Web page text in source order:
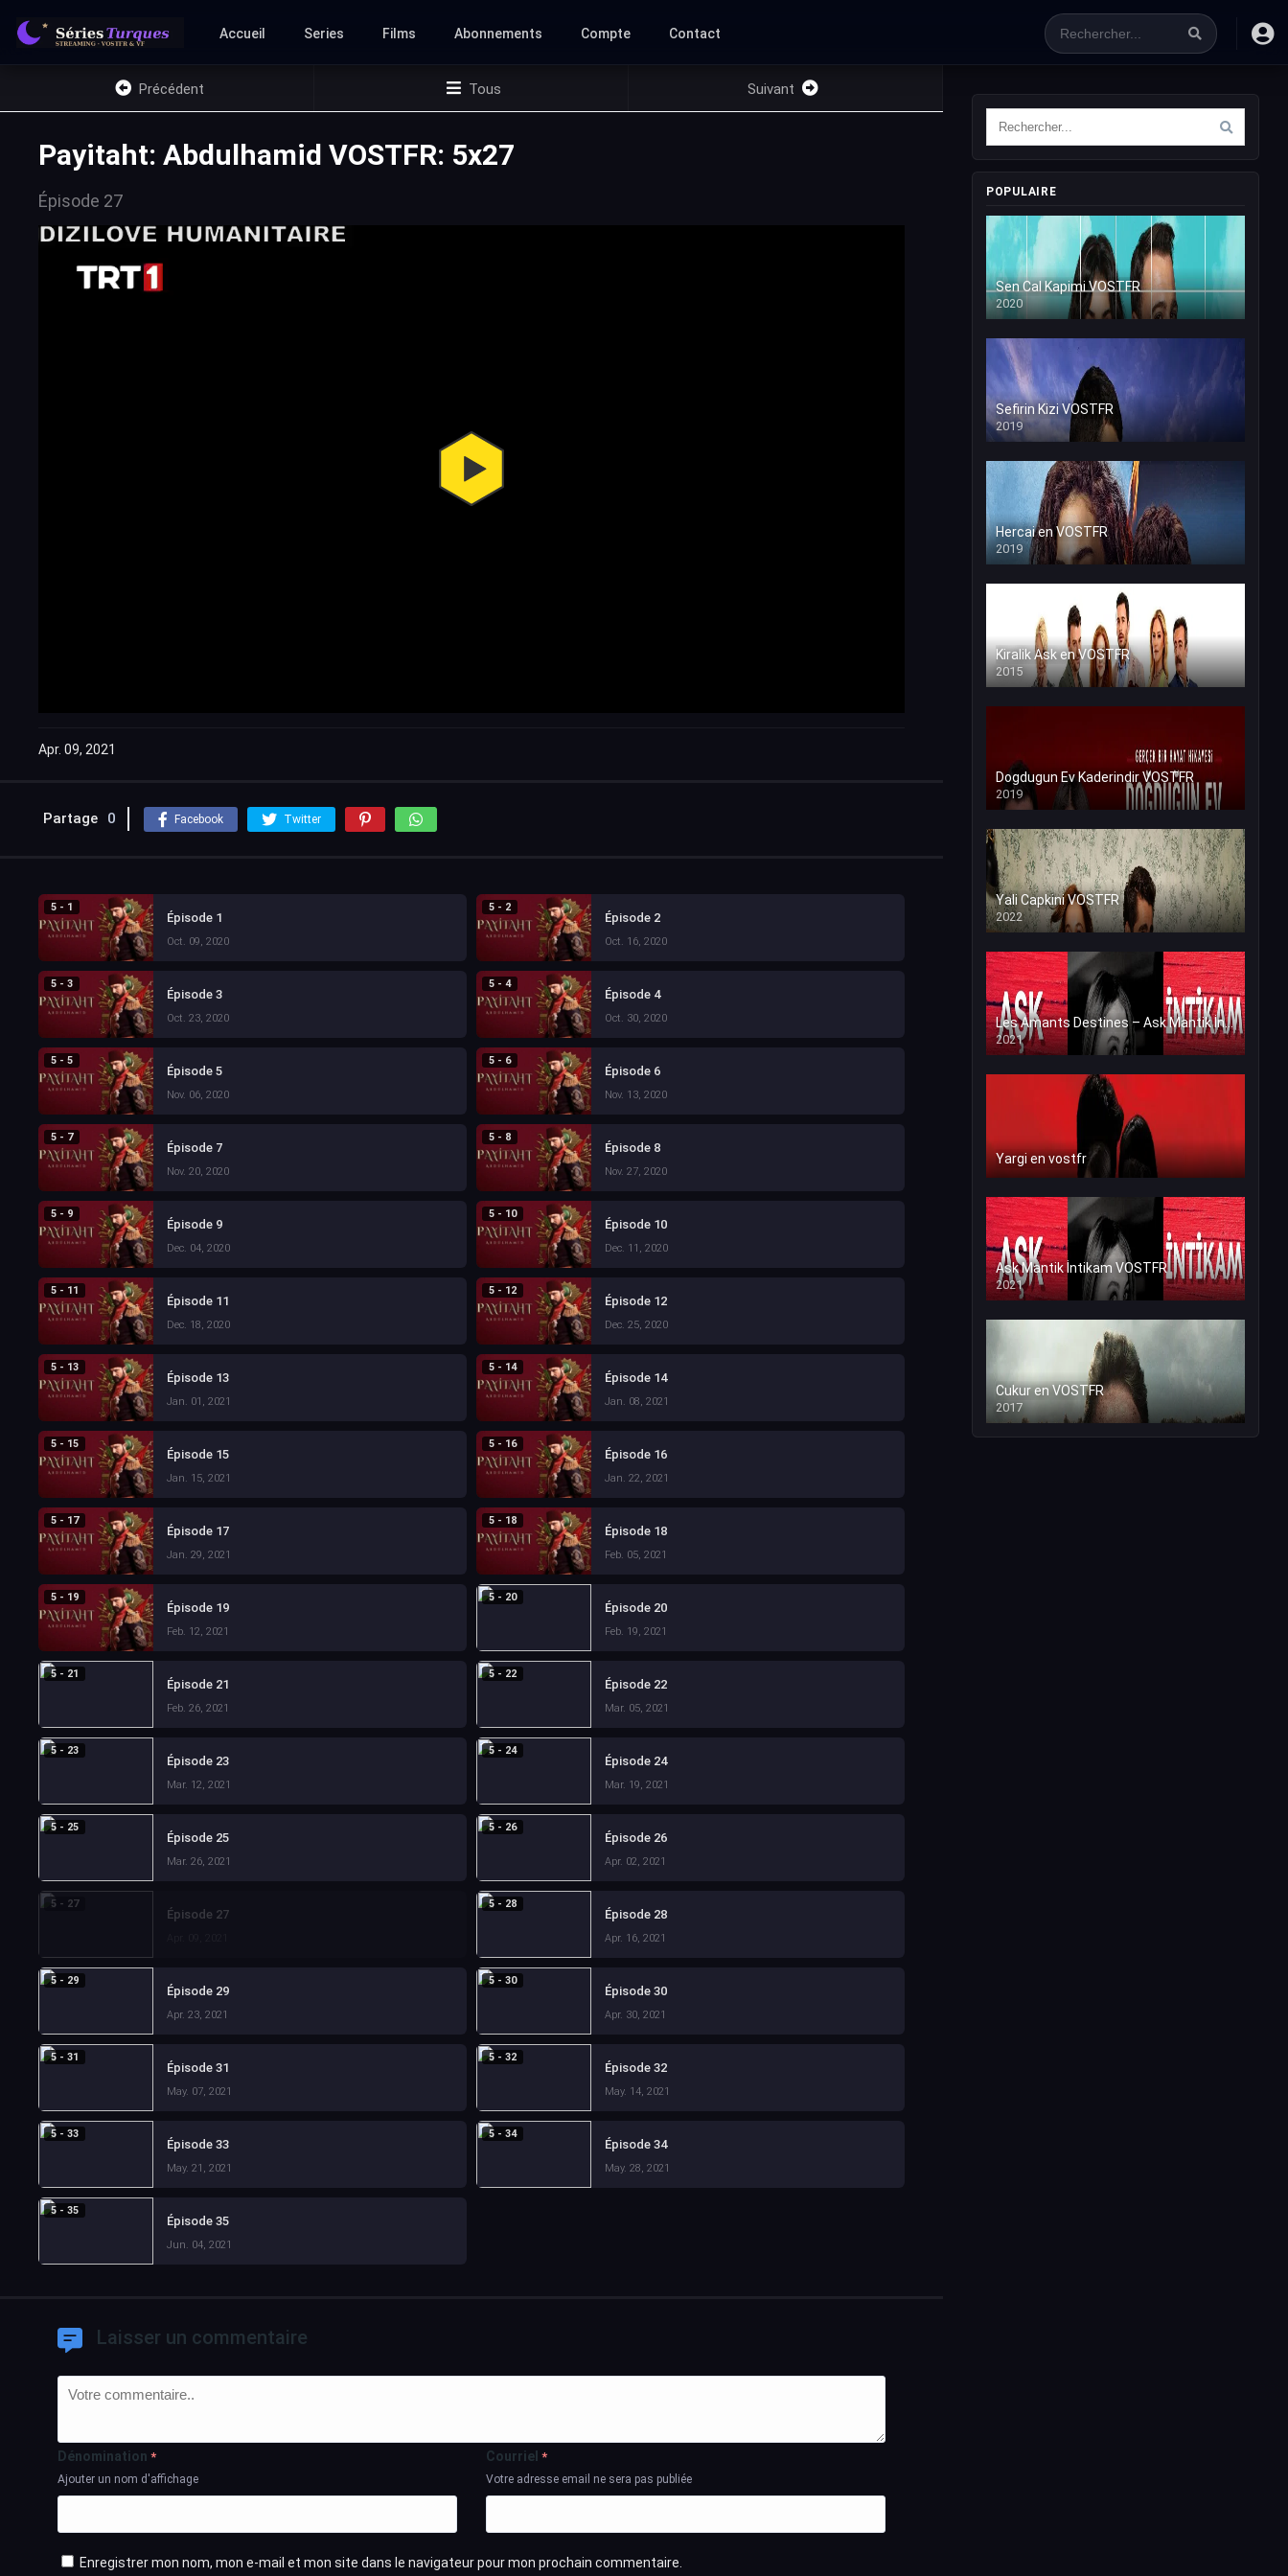
Accueil Series Films Abonnements Compte Contact
Précédent Tous Suivant
Payitaht: Abdulhamid VOSTFR: 5x27
Épisode 27
Apr. 09, 2021
Partage 0 Facebook Twitter
5 - 1
Épisode 1
Oct. 09, 2020
5 - 2
Épisode 2
Oct. 16, 2020
5 - 3
Épisode 3
Oct. 23, 2020
5 - 4
Épisode 4
Oct. 30, 2020
5 - 5
Épisode 5
Nov. 06, 2020
5 - 6
Épisode 6
Nov. 13, 2020
5 - 7
Épisode 7
Nov. 20, 2020
5 - 8
Épisode 8
Nov. 27, 2020
5 - 9
Épisode 9
Dec. 04, 2020
5 - 10
Épisode 10
Dec. 11, 2020
5 - 11
Épisode 11
Dec. 18, 2020
5 - 12
Épisode 12
Dec. 25, 2020
5 - 13
Épisode 13
Jan. 01, 2021
5 - 14
Épisode 14
Jan. 08, 2021
5 - 15
Épisode 15
Jan. 15, 2021
5 - 16
Épisode 16
Jan. 22, 2021
5 - 17
Épisode 17
Jan. 29, 2021
5 - 18
Épisode 18
Feb. 05, 2021
5 - 19
Épisode 19
Feb. 12, 2021
5 - 20
Épisode 20
Feb. 19, 2021
5 - 21
Épisode 21
Feb. 26, 2021
5 - 22
Épisode 22
Mar. 05, 2021
5 - 23
Épisode 23
Mar. 12, 2021
5 - 24
Épisode 24
Mar. 19, 2021
5 - 25
Épisode 25
Mar. 26, 2021
5 - 26
Épisode 26
Apr. 02, 2021
5 - 27
Épisode 27
5 - 28
Épisode 28
Apr. 16, 2021
5 - 29
Épisode 29
Apr. 23, 2021
5 - 30
Épisode 30
Apr. 30, 2021
5 - 31
Épisode 31
May. 07, 2021
5 - 32
Épisode 32
May. 14, 2021
5 - 33
Épisode 33
May. 21, 2021
5 - 34
Épisode 34
May. 28, 2021
5 - 35
Épisode 35
Jun. 04, 2021
Laisser un commentaire
Dénomination *
Ajouter un nom d'affichage
Courriel *
Votre adresse email ne sera pas publiée
Enregistrer mon nom, mon e-mail et mon site dans le navigateur pour mon prochain commentaire.
POPULAIRE
Sen Cal Kapimi VOSTFR
2020
Sefirin Kizi VOSTFR
2019
Hercai en VOSTFR
2019
Kiralik Ask en VOSTFR
2015
Dogdugun Ev Kaderindir VOSTFR
2019
Yali Capkini VOSTFR
2022
Les Amants Destines – Ask Mantik İntikam en VF (Voix Francaise)
2021
Yargi en vostfr
Ask Mantik İntikam VOSTFR
2021
Cukur en VOSTFR
2017